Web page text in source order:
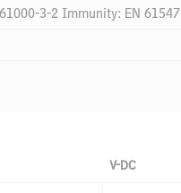
3-2 Immunity: EN 61547
V-DC